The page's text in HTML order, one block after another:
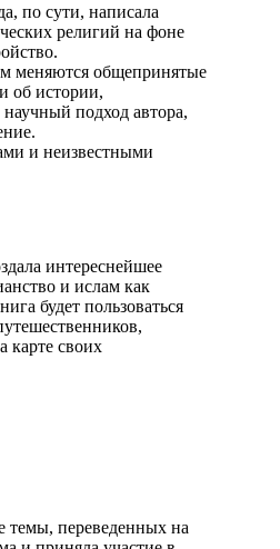
по сути, написала
религий на фоне
меняются общепринятые
об истории,
подход автора,
и неизвестными
интереснейшее
и ислам как
будет пользоваться
карте своих
темы, переведенных на